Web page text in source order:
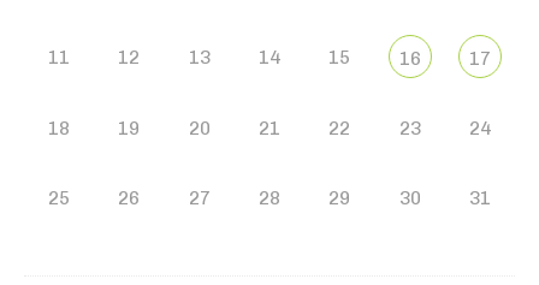
11 12 13 14 15 16 17
18 19 20 21 22 23 24
25 26 27 28 29 30 31